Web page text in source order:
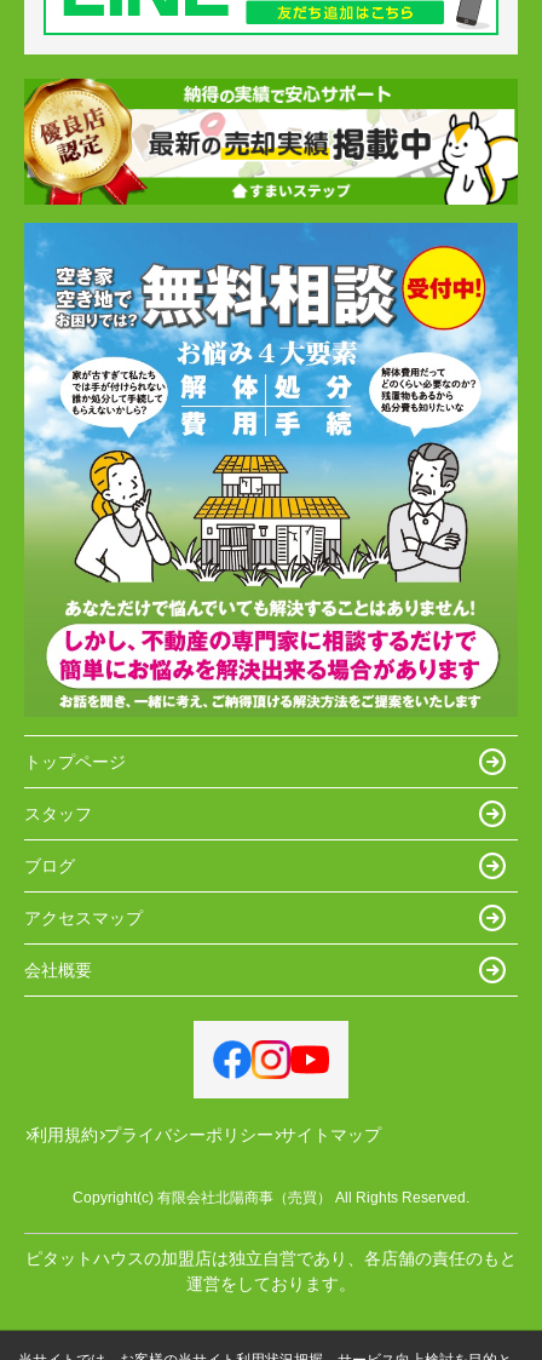
トップページ
スタッフ
ブログ
アクセスマップ
会社概要
利用規約 プライバシーポリシー サイトマップ
Copyright(c) 有限会社北陽商事（売買） All Rights Reserved.
ピタットハウスの加盟店は独立自営であり、各店舗の責任のもと
運営をしております。